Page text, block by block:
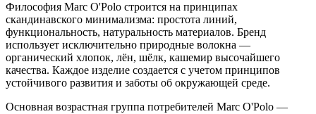
Философия Marc O'Polo строится на принципах
скандинавского минимализма: простота линий,
функциональность, натуральность материалов. Бренд
использует исключительно природные волокна —
органический хлопок, лён, шёлк, кашемир высочайшего
качества. Каждое изделие создается с учетом принципов
устойчивого развития и заботы об окружающей среде.
Основная возрастная группа потребителей Marc O'Polo —